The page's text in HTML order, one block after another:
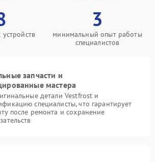
3
минимальный опыт работы
специалистов
запчасти и
мастера
детали Vestfrost и
специалисты, что гарантирует
после ремонта и сохранение